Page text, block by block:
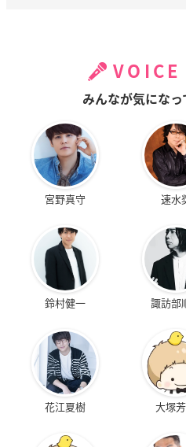
VOICE
みんなが気にな
宮野真守 速水
鈴村健一 諏訪部
花江夏樹 大塚